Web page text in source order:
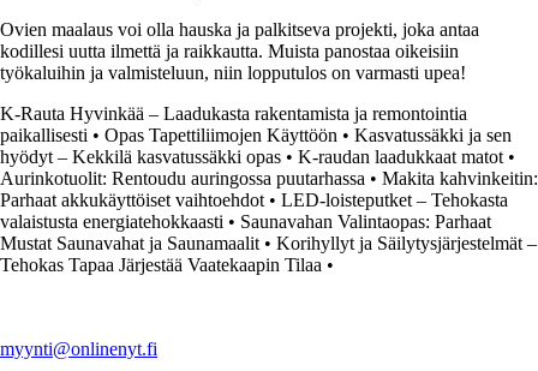
Ovien maalaus voi olla hauska ja palkitseva projekti, joka antaa
kodillesi uutta ilmettä ja raikkautta. Muista panostaa oikeisiin
työkaluihin ja valmisteluun, niin lopputulos on varmasti upea!
K-Rauta Hyvinkää – Laadukasta rakentamista ja remontointia
paikallisesti • Opas Tapettiliimojen Käyttöön • Kasvatussäkki ja sen
hyödyt – Kekkilä kasvatussäkki opas • K-raudan laadukkaat matot •
Aurinkotuolit: Rentoudu auringossa puutarhassa • Makita kahvinkeitin:
Parhaat akkukäyttöiset vaihtoehdot • LED-loisteputket – Tehokasta
valaistusta energiatehokkaasti • Saunavahan Valintaopas: Parhaat
Mustat Saunavahat ja Saunamaalit • Korihyllyt ja Säilytysjärjestelmät –
Tehokas Tapaa Järjestää Vaatekaapin Tilaa •
myynti@onlinenyt.fi